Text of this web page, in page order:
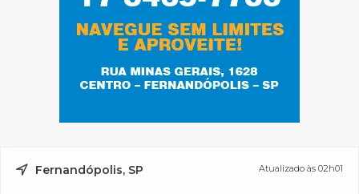
Fernandópolis, SP Atualizado às 02h01